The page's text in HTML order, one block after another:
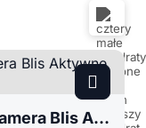
Volvo V60 I 2.0 R5 136KM Kamera Blis Aktywne Światła